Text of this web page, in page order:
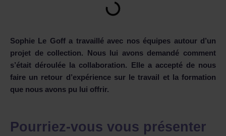
Sophie Le Goff a travaillé avec nos équipes autour d’un
projet de collection. Nous lui avons demandé comment
s’était déroulée la collaboration. Elle a accepté de nous
faire un retour d’expérience sur le travail et la formation
que nous avons pu lui offrir.
Pourriez-vous vous présenter